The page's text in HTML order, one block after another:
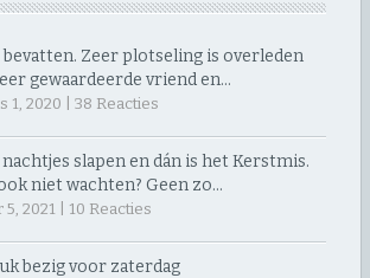
Zeer plotseling is overleden
gewaardeerde vriend en…
1, 2020 | 38 Reacties
nachtjes slapen en dán is het Kerstmis.
niet wachten? Geen zo…
2021 | 10 Reacties
bezig voor zaterdag